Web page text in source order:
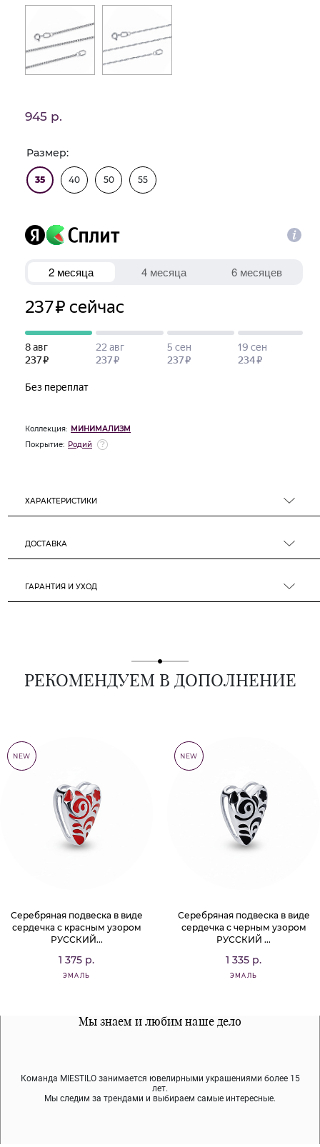
945 р.
Размер:
35 40 50 55
Коллекция: МИНИМАЛИЗМ
Покрытие: Родий
ХАРАКТЕРИСТИКИ
ДОСТАВКА
ГАРАНТИЯ И УХОД
РЕКОМЕНДУЕМ В ДОПОЛНЕНИЕ
NEW
Серебряная подвеска в виде
сердечка с красным узором
РУССКИЙ...
1 375 р.
ЭМАЛЬ
NEW
Серебряная подвеска в виде
сердечка с черным узором
РУССКИЙ ...
1 335 р.
ЭМАЛЬ
Мы знаем и любим наше дело
Команда MIESTILO занимается ювелирными украшениями более 15
лет.
Мы следим за трендами и выбираем самые интересные.
Все наши материалы гипоалергенны
Мы используем покрытие (родий, ювелирный сплав), которое не
содержит никеля и свинца — это исключает аллергию.
Примерка перед покупкой
Во время доставки спокойно примеряйте украшения, выбирайте те,
что вам нравятся, остальные заберёт курьер.